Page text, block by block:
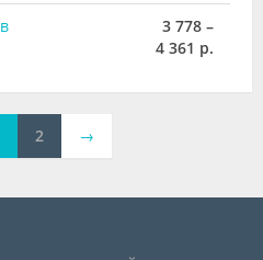
3 778 –
4 361 р.
2 →